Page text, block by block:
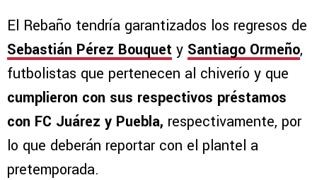
El Rebaño tendría garantizados los regresos de
Sebastián Pérez Bouquet y Santiago Ormeño,
futbolistas que pertenecen al chiverío y que
cumplieron con sus respectivos préstamos
con FC Juárez y Puebla, respectivamente, por
lo que deberán reportar con el plantel a
pretemporada.